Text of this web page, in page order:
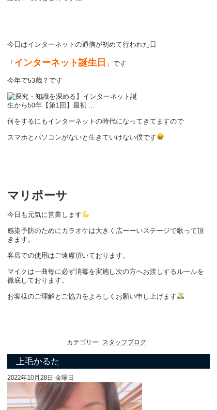
今日はインターネットの通信が初めて行われた日
「インターネット誕生日 」です
今年で53歳？です
何をするにもインターネットの時代になってきてますので
スマホとパソコンがないと生きていけない僕です
マリポーサ
今日も元気に営業します
感染予防のためにカラオケは大きく広ーーいステージで歌って頂
きます。
客席での使用はご遠慮頂いております。
マイクは一曲毎に必ず消毒を実施し次の方へお渡しするルールを
徹底しております。
お客様のご理解とご協力をよろしくお願い申し上げます
カテゴリー: スタッフブログ
上毛かるた
2022年10月28日 金曜日